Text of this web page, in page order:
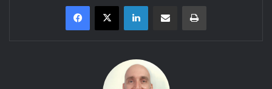
Conheça as criaturas do Livro dos Monstros do RPG Dungeons &
Linkedin Compartilhar via e-mail Imprimir